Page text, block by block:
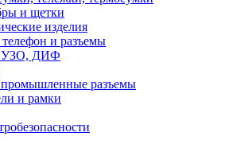
и щетки
изделия
и разъемы
УЗО, ДИФ
разъемы
и рамки